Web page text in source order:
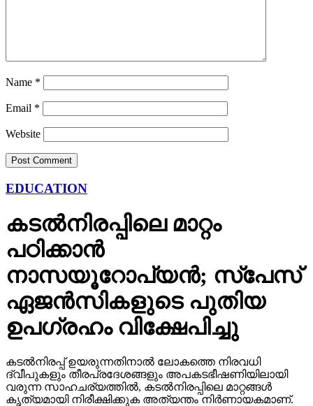
Name *
Email *
Website
EDUCATION
കടല്‍നിരപ്പിലെ മാറ്റം
പഠിക്കാന്‍
നാസയൂറോപ്യന്‍; സ്പേസ്
ഏജന്‍സികളുടെ പുതിയ
ഉപഗ്രഹം വിക്ഷേപിച്ചു
കടല്‍നിരപ്പ് ഉയരുന്നതിനാല്‍ ലോകത്തെ നിരവധി
ദ്വീപുകളും തീരപ്രദേശങ്ങളും അപകടഭീഷണിയിലായി
വരുന്ന സാഹചര്യത്തില്‍, കടല്‍നിരപ്പിലെ മാറ്റങ്ങള്‍
കൃത്യമായി നിരീക്ഷിക്കുക അത്യന്തം നിര്‍ണായകമാണ്.